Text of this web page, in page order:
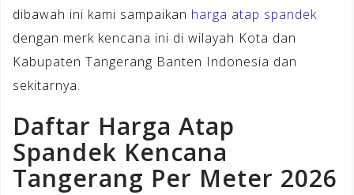
dibawah ini kami sampaikan harga atap spandek
dengan merk kencana ini di wilayah Kota dan
Kabupaten Tangerang Banten Indonesia dan
sekitarnya.
Daftar Harga Atap
Spandek Kencana
Tangerang Per Meter 2026